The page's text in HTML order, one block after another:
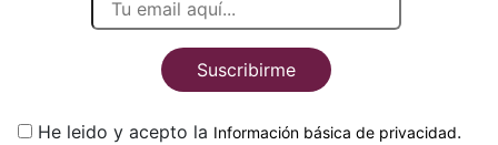
Suscribirme
He leido y acepto la Información básica de privacidad.